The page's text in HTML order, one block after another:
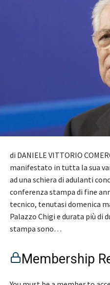
di DANIELE VITTORIO
manifestato in tutta la sua
ad una schiera di adulanti
conferenza stampa di fine
tecnico, tenutasi domenica
Palazzo Chigi e durata più di
stampa sono…
Membership